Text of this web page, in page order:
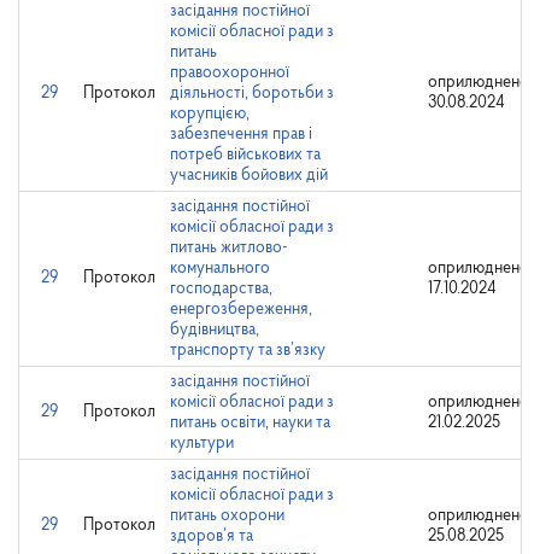
29 Протокол
засідання постійної
комісії обласної ради з
питань
правоохоронної
діяльності, боротьби з
корупцією,
забезпечення прав і
потреб військових та
учасників бойових дій
оприлюднено:
30.08.2024
29 Протокол
засідання постійної
комісії обласної ради з
питань житлово-
комунального
господарства,
енергозбереження,
будівництва,
транспорту та зв’язку
оприлюднено:
17.10.2024
29 Протокол
засідання постійної
комісії обласної ради з
питань освіти, науки та
культури
оприлюднено:
21.02.2025
29 Протокол
засідання постійної
комісії обласної ради з
питань охорони
здоров’я та
оприлюднено:
25.08.2025